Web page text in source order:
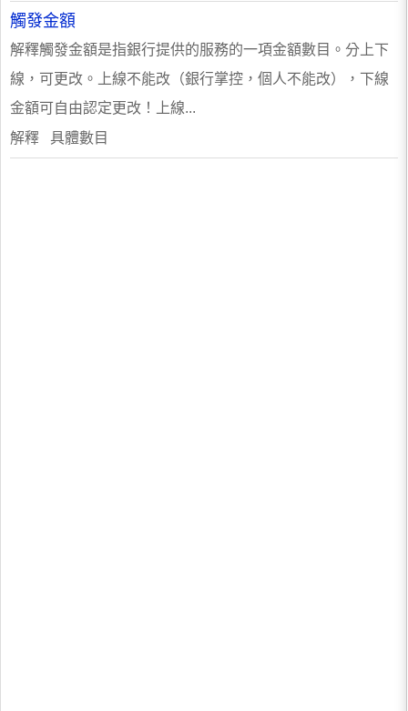
觸發金額
解釋觸發金額是指銀行提供的服務的一項金額數目。分上下
線，可更改。上線不能改（銀行掌控，個人不能改），下線
金額可自由認定更改！上線...
解釋 具體數目